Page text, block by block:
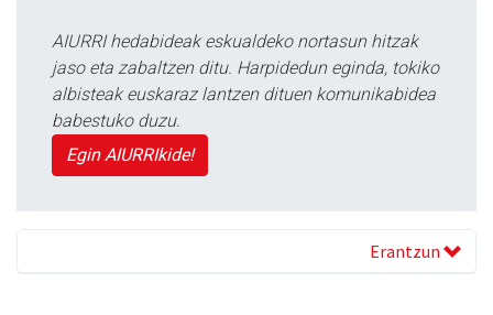
AIURRI hedabideak eskualdeko nortasun hitzak
jaso eta zabaltzen ditu. Harpidedun eginda, tokiko
albisteak euskaraz lantzen dituen komunikabidea
babestuko duzu.
Egin AIURRIkide!
Erantzun